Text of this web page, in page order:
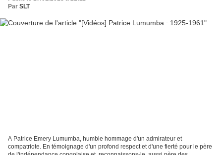
Par SLT
A Patrice Emery Lumumba, humble hommage d'un admirateur et
compatriote. En témoignage d'un profond respect et d'une fierté pour le père